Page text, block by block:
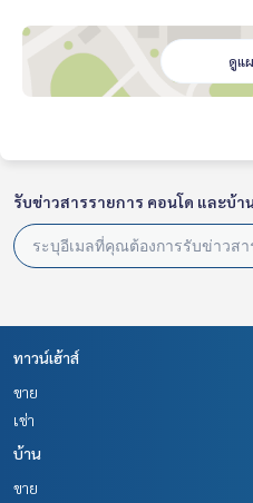
ที่ดินร้อยแปด
โรงพยาบาล
โรงพยาบาลนวมินทร์ 9
ลิงค์แผนที่ :https://
**เรามีบริการจัดสินเชื่อให้ฟรี พ
กธนาคาร**
สนใจสอบถามข้อมูลเพิ่มเติม หรือ
ดูแ
รับข่าวสารรายการ คอนโด และบ้า
ทาวน์เฮ้าส์
ขาย
เช่า
บ้าน
ขาย